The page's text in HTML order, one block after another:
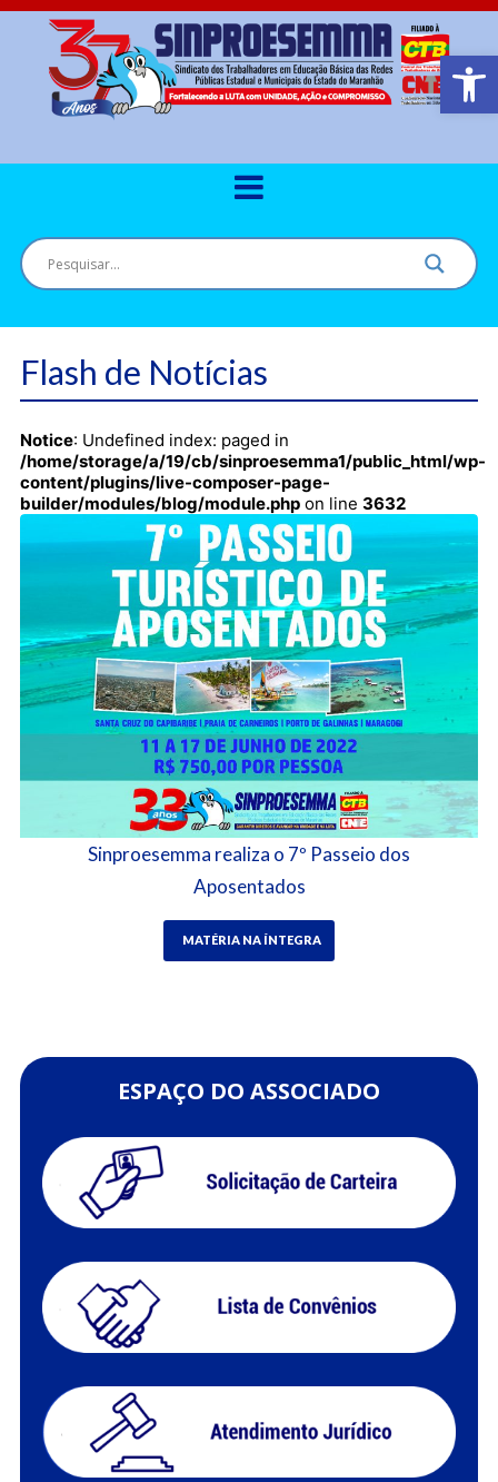
Barra de
Flash de Notícias
Notice: Undefined index: paged in
/home/storage/a/19/cb/sinproesemma1/public_html/wp-
content/plugins/live-composer-page-
builder/modules/blog/module.phpon line 3632
Sinproesemma realiza o 7º Passeio dos
Aposentados
MATÉRIA NA ÍNTEGRA
ESPAÇO DO ASSOCIADO